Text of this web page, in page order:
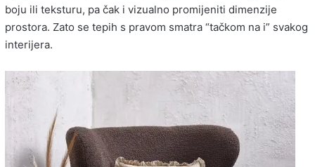
boju ili teksturu, pa čak i vizualno promijeniti dimenzije
prostora. Zato se tepih s pravom smatra “tačkom na i” svakog
interijera.